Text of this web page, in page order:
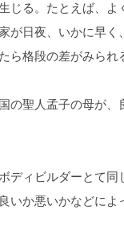
じる。たとえば、
が日夜、いかに早
ら格段の差がみられ
の聖人孟子の母が、
ディビルダーとて同
いか悪いかなどに